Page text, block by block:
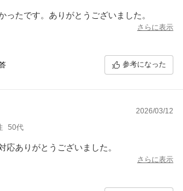
ったです。ありがとうございました。
さらに表示
参考になった
2026/03/12
50代
応ありがとうございました。
さらに表示